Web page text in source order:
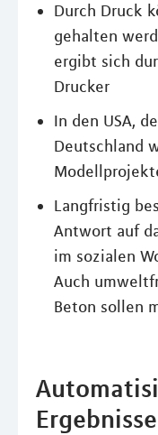
Durch Druck
gehalten
ergibt sich
Drucker
In den USA,
Deutschland
Langfristig
Antwort auf
im sozialen
Auch
Beton sollen